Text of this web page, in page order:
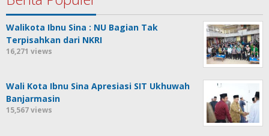
Walikota Ibnu Sina : NU Bagian Tak
Terpisahkan dari NKRI
16,271 views
Wali Kota Ibnu Sina Apresiasi SIT Ukhuwah
Banjarmasin
15,567 views